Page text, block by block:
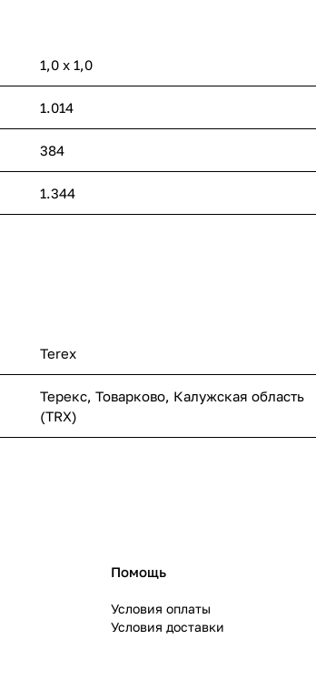
1,0 х 1,0
1.014
384
1.344
Terex
Терекс, Товарково, Калужская область
(TRX)
Помощь
Условия оплаты
Условия доставки